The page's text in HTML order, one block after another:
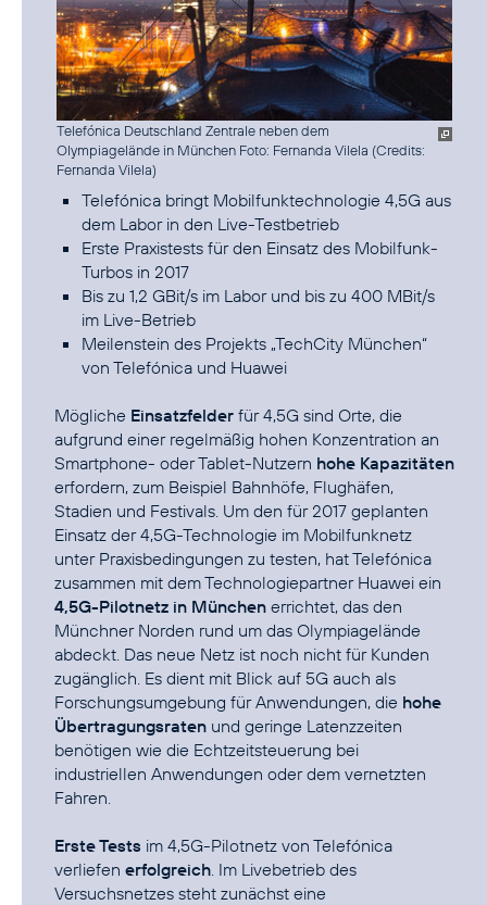
Telefónica Deutschland Zentrale neben dem
Olympiagelände in München Foto: Fernanda Vilela (Credits:
Fernanda Vilela)
Telefónica bringt Mobilfunktechnologie 4,5G aus
dem Labor in den Live-Testbetrieb
Erste Praxistests für den Einsatz des Mobilfunk-
Turbos in 2017
Bis zu 1,2 GBit/s im Labor und bis zu 400 MBit/s
im Live-Betrieb
Meilenstein des Projekts „TechCity München“
von Telefónica und Huawei
Mögliche Einsatzfelder für 4,5G sind Orte, die
aufgrund einer regelmäßig hohen Konzentration an
Smartphone- oder Tablet-Nutzern hohe Kapazitäten
erfordern, zum Beispiel Bahnhöfe, Flughäfen,
Stadien und Festivals. Um den für 2017 geplanten
Einsatz der 4,5G-Technologie im Mobilfunknetz
unter Praxisbedingungen zu testen, hat Telefónica
zusammen mit dem Technologiepartner Huawei ein
4,5G-Pilotnetz in München errichtet, das den
Münchner Norden rund um das Olympiagelände
abdeckt. Das neue Netz ist noch nicht für Kunden
zugänglich. Es dient mit Blick auf 5G auch als
Forschungsumgebung für Anwendungen, die hohe
Übertragungsraten und geringe Latenzzeiten
benötigen wie die Echtzeitsteuerung bei
industriellen Anwendungen oder dem vernetzten
Fahren.
Erste Tests im 4,5G-Pilotnetz von Telefónica
verliefen erfolgreich. Im Livebetrieb des
Versuchsnetzes steht zunächst eine